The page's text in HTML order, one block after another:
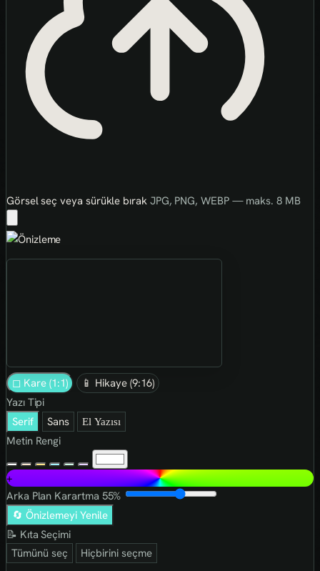
Görsel seç veya sürükle bırak JPG, PNG, WEBP — maks. 8 MB
◻ Kare (1:1)
📱 Hikaye (9:16)
Yazı Tipi
Serif
Sans El Yazısı
Metin Rengi
+
Arka Plan Karartma 55%
🔄 Önizlemeyi Yenile
📝 Kıta Seçimi
Tümünü seç
Hiçbirini seçme